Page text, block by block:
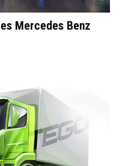
Mercedes Benz